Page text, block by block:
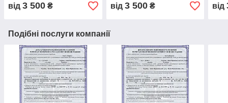
від 3 500 ₴ від 3 500₴ від
Подібні послуги компанії